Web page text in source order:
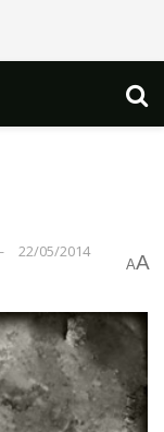
22/05/2014
AA